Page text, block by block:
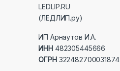
LEDLIP.RU
(ЛЕДЛИП.ру)
ИП Арнаутов И.А.
ИНН482305445666
ОГРН322482700031874